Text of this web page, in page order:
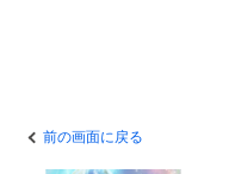
前の画面に戻る